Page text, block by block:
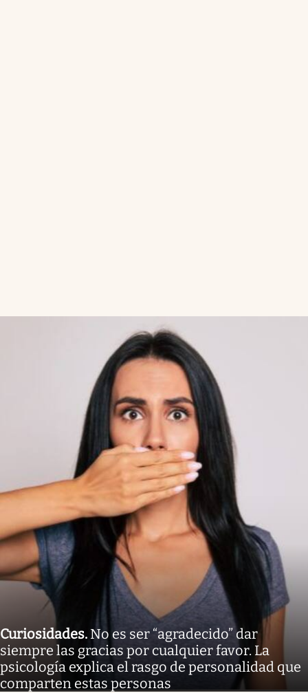
Curiosidades. No es ser “agradecido” dar
siempre las gracias por cualquier favor. La
psicología explica el rasgo de personalidad que
comparten estas personas